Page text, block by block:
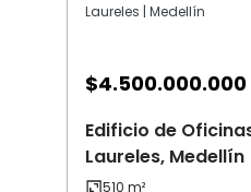
Laureles | Medellín
$4.500.000.000
Edificio de
Laureles, Medellín